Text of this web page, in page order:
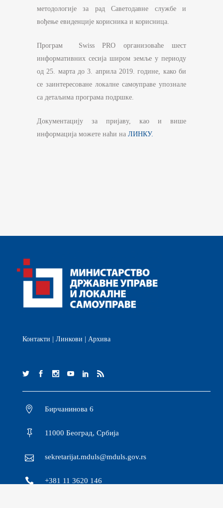
методологије за рад Саветодавне службе и
вођење евиденције корисника и корисница.
Програм Swiss PRO организоваће шест
информативних сесиjа широм земље у периоду
од 25. марта до 3. априла 2019. године, како би
се заинтересоване локалне самоуправе упознале
са детаљима програма подршке.
Документацију за пријаву, као и више
информација можете наћи на ЛИНКУ.
Контакти Линкови Архива
Бирчанинова 6
11000 Београд, Србија
sekretarijat.mduls@mduls.gov.rs
+381 11 3620 146